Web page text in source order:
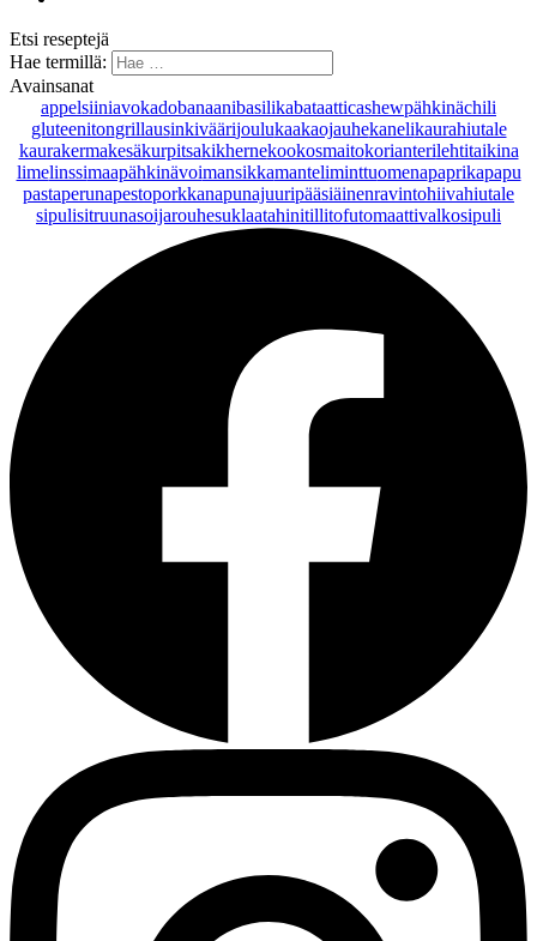
Etsi reseptejä
Hae termillä:
Avainsanat
appelsiiniavokadobanaanibasilikabataatticashewpähkinächili
gluteenitongrillausinkiväärijoulukaakaojauhekanelikaurahiutale
kaurakermakesäkurpitsakikhernekookosmaitokorianterilehtitaikina
limelinssimaapähkinävoimansikkamanteliminttuomenapaprikapapu
pastaperunapestoporkkanapunajuuripääsiäinenravintohiivahiutale
sipulisitruunasoijarouhesuklaatahinitillitofutomaattivalkosipuli